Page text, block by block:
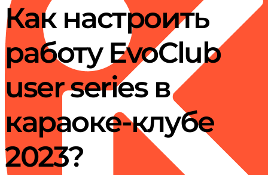
Как настроить
работу EvoClub
user series в
караоке-клубе
2023?